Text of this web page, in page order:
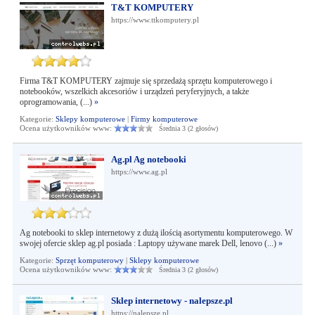
T&T KOMPUTERY
https://www.ttkomputery.pl
Firma T&T KOMPUTERY zajmuje się sprzedażą sprzętu komputerowego i
notebooków, wszelkich akcesoriów i urządzeń peryferyjnych, a także
oprogramowania, (...) »
Kategorie: Sklepy komputerowe| Firmy komputerowe
Ocena użytkowników www:
Średnia 3 (2 głosów)
Ag.pl Ag notebooki
https://www.ag.pl
Ag notebooki to sklep internetowy z dużą ilością asortymentu komputerowego. W
swojej ofercie sklep ag.pl posiada : Laptopy używane marek Dell, lenovo (...) »
Kategorie: Sprzęt komputerowy| Sklepy komputerowe
Ocena użytkowników www:
Średnia 3 (2 głosów)
Sklep internetowy - nalepsze.pl
https://nalepsze.pl